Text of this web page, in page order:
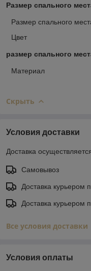
Размер спального
Размер спального
Цвет
размер спального
Материал
Скрыть
Условия доставки
Доставка
Самовывоз
Доставка курьером
Доставка курьером
Все условия доставки
Условия оплаты